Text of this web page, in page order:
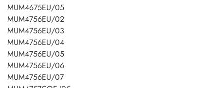
MUM4675EU/05
MUM4756EU/02
MUM4756EU/03
MUM4756EU/04
MUM4756EU/05
MUM4756EU/06
MUM4756EU/07